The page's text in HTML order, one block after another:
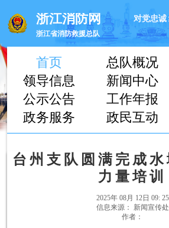
浙江消防网
浙江省消防救援总队
对党忠诚
首页 总队概况
领导信息
新闻中心
公示公告
工作年报
政务服务
政民互动
台州支队圆满完成
力量培训
2025年 08月 12日 09: 25
信息来源： 新闻宣传处
作者：